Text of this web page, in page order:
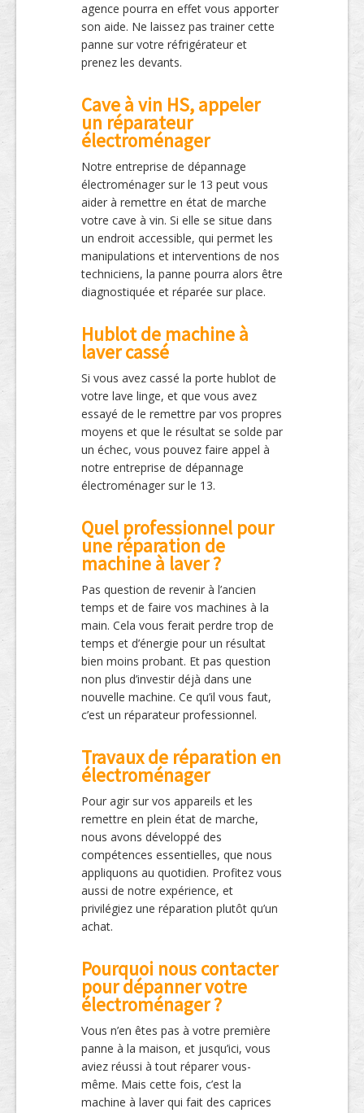
agence pourra en effet vous apporter
son aide. Ne laissez pas trainer cette
panne sur votre réfrigérateur et
prenez les devants.
Cave à vin HS, appeler
un réparateur
électroménager
Notre entreprise de dépannage
électroménager sur le 13 peut vous
aider à remettre en état de marche
votre cave à vin. Si elle se situe dans
un endroit accessible, qui permet les
manipulations et interventions de nos
techniciens, la panne pourra alors être
diagnostiquée et réparée sur place.
Hublot de machine à
laver cassé
Si vous avez cassé la porte hublot de
votre lave linge, et que vous avez
essayé de le remettre par vos propres
moyens et que le résultat se solde par
un échec, vous pouvez faire appel à
notre entreprise de dépannage
électroménager sur le 13.
Quel professionnel pour
une réparation de
machine à laver ?
Pas question de revenir à l’ancien
temps et de faire vos machines à la
main. Cela vous ferait perdre trop de
temps et d’énergie pour un résultat
bien moins probant. Et pas question
non plus d’investir déjà dans une
nouvelle machine. Ce qu’il vous faut,
c’est un réparateur professionnel.
Travaux de réparation en
électroménager
Pour agir sur vos appareils et les
remettre en plein état de marche,
nous avons développé des
compétences essentielles, que nous
appliquons au quotidien. Profitez vous
aussi de notre expérience, et
privilégiez une réparation plutôt qu’un
achat.
Pourquoi nous contacter
pour dépanner votre
électroménager ?
Vous n’en êtes pas à votre première
panne à la maison, et jusqu’ici, vous
aviez réussi à tout réparer vous-
même. Mais cette fois, c’est la
machine à laver qui fait des caprices